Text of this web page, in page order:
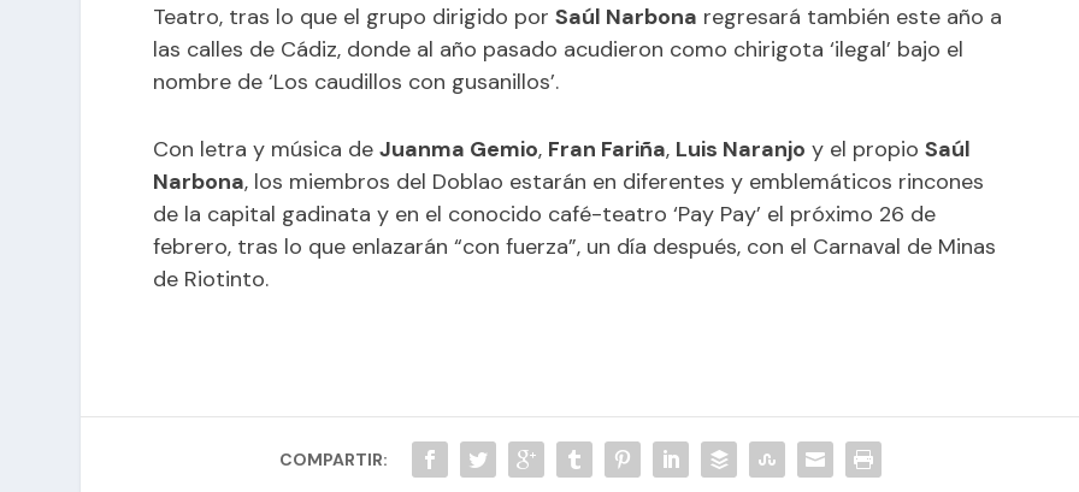
Teatro, tras lo que el grupo dirigido porSaúl Narbona regresará también este año a
las calles de Cádiz, donde al año pasado acudieron como chirigota ‘ilegal’ bajo el
nombre de ‘Los caudillos con gusanillos’.
Con letra y música deJuanma Gemio, Fran Fariña, Luis Naranjo y el propioSaúl
Narbona, los miembros del Doblao estarán en diferentes y emblemáticos rincones
de la capital gadinata y en el conocido café-teatro ‘Pay Pay’ el próximo 26 de
febrero, tras lo que enlazarán “con fuerza”, un día después, con el Carnaval de Minas
de Riotinto.
COMPARTIR: